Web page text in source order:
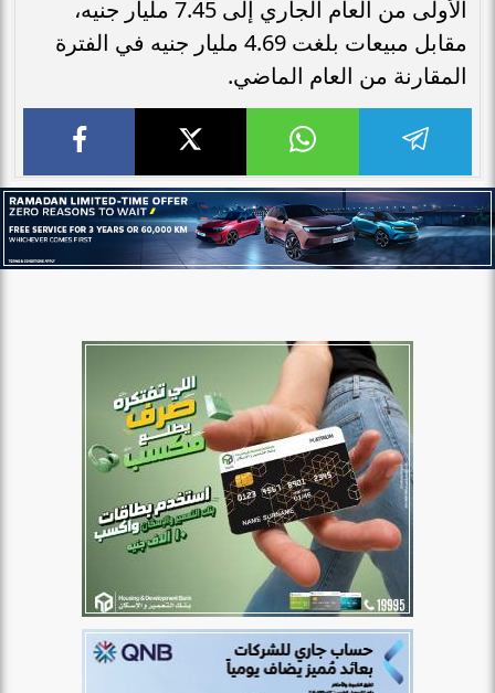
الأولى من العام الجاري إلى 7.45 مليار جنيه،
مقابل مبيعات بلغت 4.69 مليار جنيه في الفترة
المقارنة من العام الماضي.